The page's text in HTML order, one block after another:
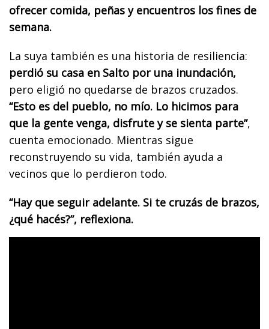
ofrecer comida, peñas y encuentros los fines de
semana.
La suya también es una historia de resiliencia:
perdió su casa en Salto por una inundación,
pero eligió no quedarse de brazos cruzados.
“Esto es del pueblo, no mío. Lo hicimos para
que la gente venga, disfrute y se sienta parte”,
cuenta emocionado. Mientras sigue
reconstruyendo su vida, también ayuda a
vecinos que lo perdieron todo.
“Hay que seguir adelante. Si te cruzás de brazos,
¿qué hacés?”, reflexiona.